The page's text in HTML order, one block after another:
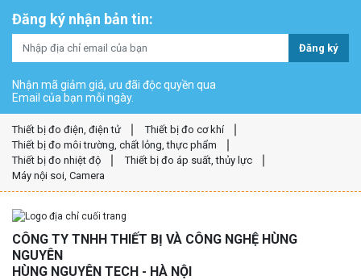
Đăng ký nhận bản tin:
Đăng ký
Nhận mã giảm giá, ưu đãi độc quyền qua
Email của bạn mỗi ngày.
Thiết bị đo điện, điện tử
Thiết bị đo cơ khí
Thiết bị đo môi trường, chất lỏng, thực phẩm
Thiết bị đo nhiệt độ
Thiết bị đo áp suất, thủy lực
Máy nội soi, Camera
CÔNG TY TNHH THIẾT BỊ VÀ CÔNG NGHỆ HÙNG
NGUYÊN
HÙNG NGUYÊN TECH - HÀ NỘI